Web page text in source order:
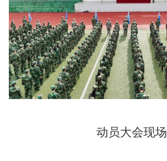
动员大会现场